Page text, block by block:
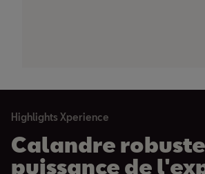
Highlights Xperience
Calandre
puissance de